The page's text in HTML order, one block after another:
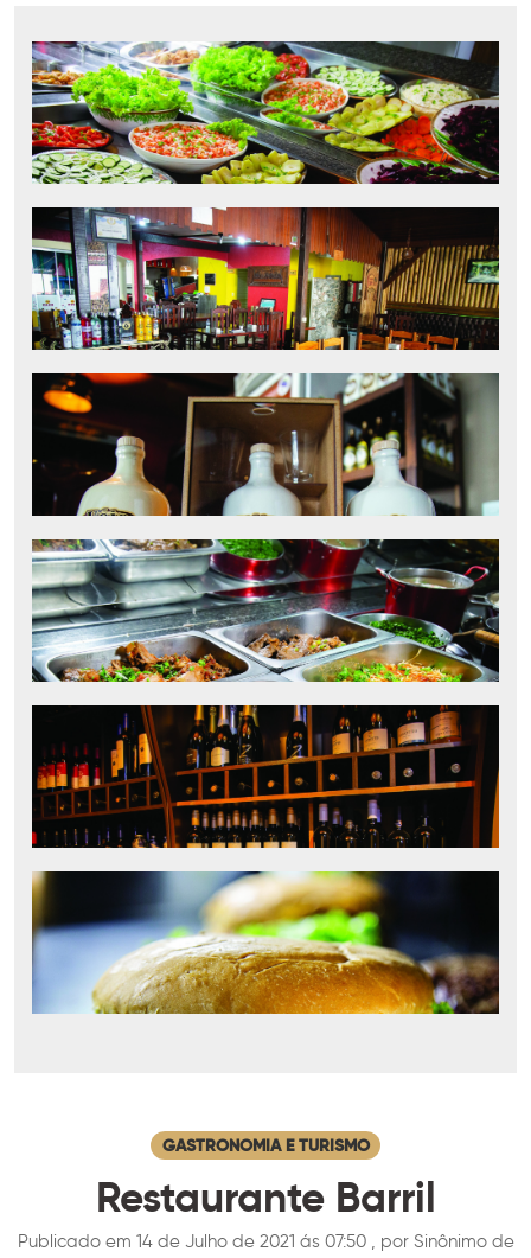
GASTRONOMIA E TURISMO
Restaurante Barril
Publicado em 14 de Julho de 2021 ás 07:50 , por Sinônimo de